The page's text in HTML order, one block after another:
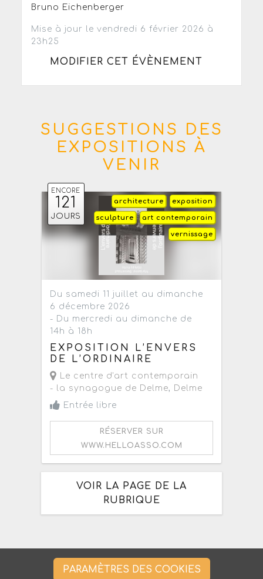
Bruno Eichenberger
Mise à jour le vendredi 6 février 2026 à
23h25
MODIFIER CET ÉVÈNEMENT
SUGGESTIONS DES
EXPOSITIONS À
VENIR
ENCORE
121
JOURS
exposition
architecture
art contemporain
sculpture
vernissage
Du samedi 11 juillet au dimanche
6 décembre 2026
- Du mercredi au dimanche de
14h à 18h
EXPOSITION L’ENVERS
DE L’ORDINAIRE
Le centre d'art contemporain
- la synagogue de Delme, Delme
Entrée libre
RÉSERVER SUR
WWW.HELLOASSO.COM
VOIR LA PAGE DE LA
RUBRIQUE
PARAMÈTRES DES COOKIES